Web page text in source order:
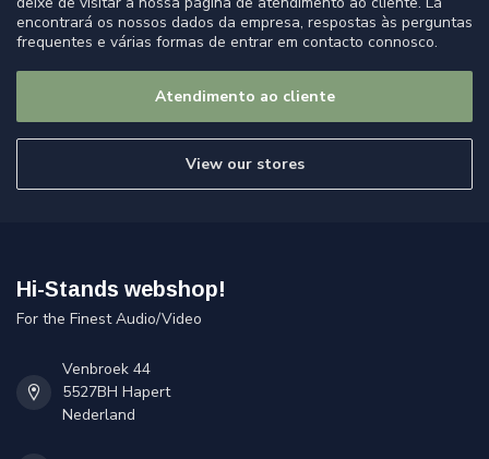
encontrará os nossos dados da empresa, respostas às perguntas
frequentes e várias formas de entrar em contacto connosco.
Atendimento ao cliente
View our stores
Hi-Stands webshop!
For the Finest Audio/Video
Venbroek 44
5527BH Hapert
Nederland